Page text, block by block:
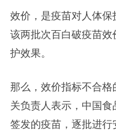
效价，是疫苗对人体保
该两批次百白破疫苗
护效果。
那么，效价指标不合
关负责人表示，中国
签发的疫苗，逐批进